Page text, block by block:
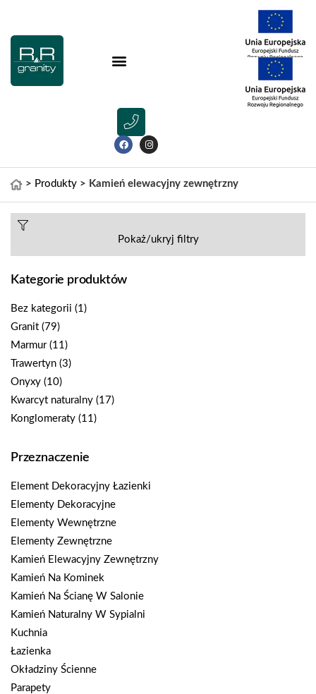
> Produkty > Kamień elewacyjny zewnętrzny
Pokaż/ukryj filtry
Kategorie produktów
Bez kategorii (1)
Granit (79)
Marmur (11)
Trawertyn (3)
Onyxy (10)
Kwarcyt naturalny (17)
Konglomeraty (11)
Przeznaczenie
Element Dekoracyjny Łazienki
Elementy Dekoracyjne
Elementy Wewnętrzne
Elementy Zewnętrzne
Kamień Elewacyjny Zewnętrzny
Kamień Na Kominek
Kamień Na Ścianę W Salonie
Kamień Naturalny W Sypialni
Kuchnia
Łazienka
Okładziny Ścienne
Parapety